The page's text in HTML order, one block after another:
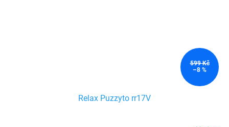
599 Kč
–8 %
Relax Puzzyto rr17V